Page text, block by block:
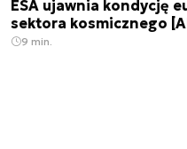
ESA ujawnia kondycję
sektora kosmicznego
9 min.